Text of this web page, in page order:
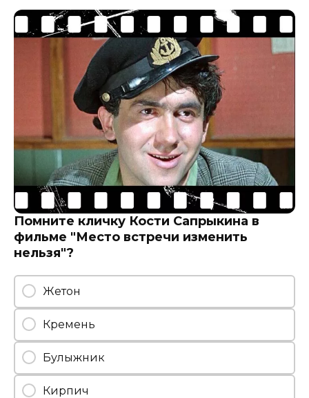
Помните кличку Кости Сапрыкина в
фильме "Место встречи изменить
нельзя"?
Жетон
Кремень
Булыжник
Кирпич